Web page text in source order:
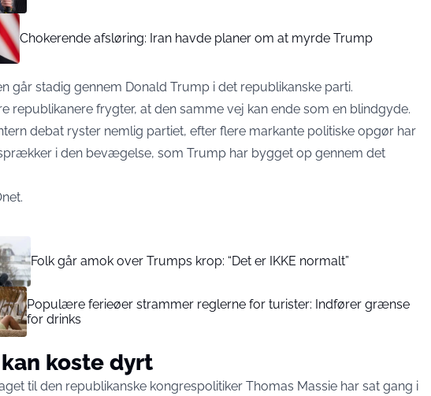
Chokerende afsløring: Iran havde planer om at myrde Trump
går stadig gennem Donald Trump i det republikanske parti.
republikanere frygter, at den samme vej kan ende som en blindgyde.
debat ryster nemlig partiet, efter flere markante politiske opgør har
i den bevægelse, som Trump har bygget op gennem det
.
Folk går amok over Trumps krop: “Det er IKKE normalt”
Populære ferieøer strammer reglerne for turister: Indfører grænse
for drinks
koste dyrt
til den republikanske kongrespolitiker Thomas Massie har sat gang i